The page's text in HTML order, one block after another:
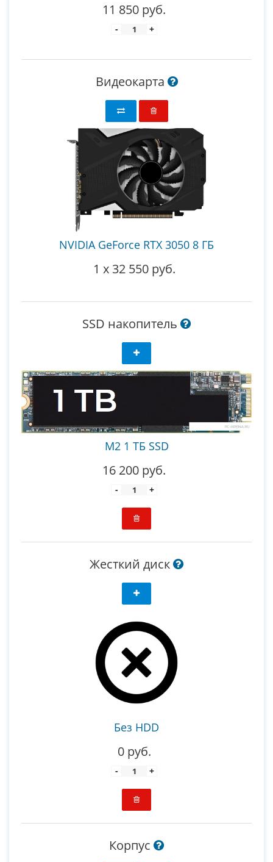
11 850 руб.
- +
Видеокарта
NVIDIA GeForce RTX 3050 8 ГБ
1 x 32 550 руб.
SSD накопитель
M2 1 ТБ SSD
16 200 руб.
- +
Жесткий диск
Без HDD
0 руб.
- +
Корпус